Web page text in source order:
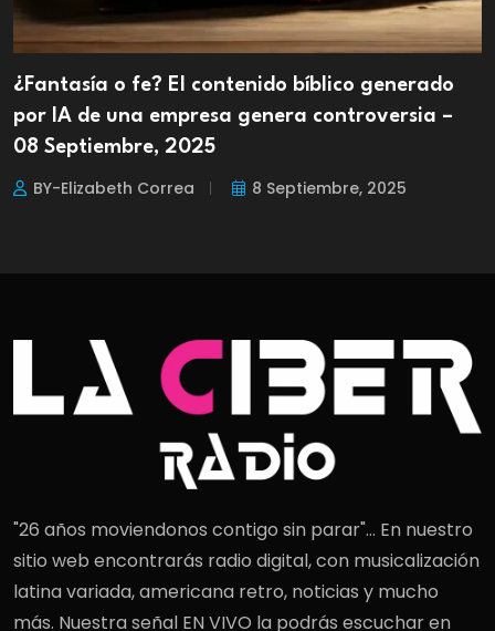
¿Fantasía o fe? El contenido bíblico generado
por IA de una empresa genera controversia –
08 Septiembre, 2025
BY-Elizabeth Correa 8 Septiembre, 2025
"26 años moviendonos contigo sin parar"... En nuestro
sitio web encontrarás radio digital, con musicalización
latina variada, americana retro, noticias y mucho
más. Nuestra señal EN VIVO la podrás escuchar en